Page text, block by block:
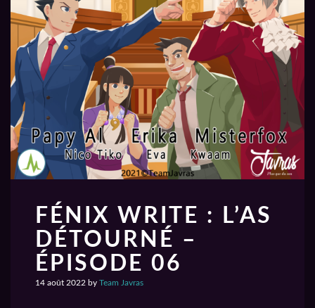
FÉNIX WRITE : L’AS
DÉTOURNÉ –
ÉPISODE 06
14 août 2022 by Team Javras